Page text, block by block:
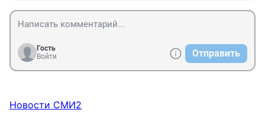
Гость
Войти
Отправить
Новости СМИ2